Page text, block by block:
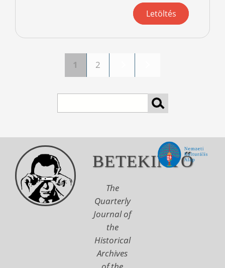
Letöltés
1 2
BETEKINTŐ
The
Quarterly
Journal of
the
Historical
Archives